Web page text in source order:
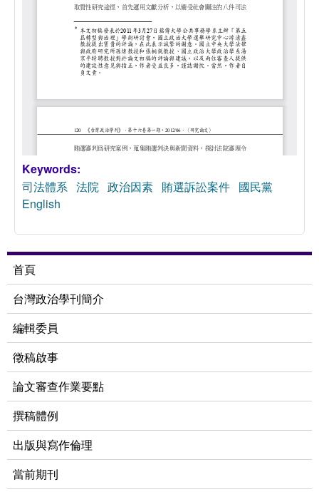
Keywords:
司法體系 法院 政治因素 賄選訴訟案件 國民黨
English
首頁
台灣政治學刊簡介
編輯委員
徵稿啟事
論文審查作業要點
撰稿體例
出版與寫作倫理
當前期刊